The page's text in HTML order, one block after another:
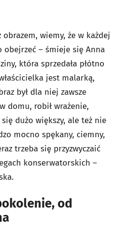
wiemy, że w każdej
– śmieje się Anna
która sprzedała płótno
jest malarką,
był dla niej zawsze
domu, robił wrażenie,
dużo większy, ale też nie
mocno spękany, ciemny,
trzeba się przyzwyczaić
konserwatorskich –
od